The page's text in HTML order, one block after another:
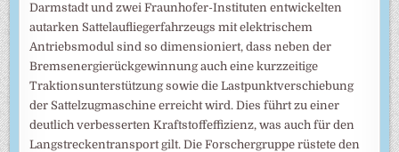
Darmstadt und zwei Fraunhofer-Instituten entwickelten
autarken Sattelaufliegerfahrzeugs mit elektrischem
Antriebsmodul sind so dimensioniert, dass neben der
Bremsenergierückgewinnung auch eine kurzzeitige
Traktionsunterstützung sowie die Lastpunktverschiebung
der Sattelzugmaschine erreicht wird. Dies führt zu einer
deutlich verbesserten Kraftstoffeffizienz, was auch für den
Langstreckentransport gilt. Die Forschergruppe rüstete den